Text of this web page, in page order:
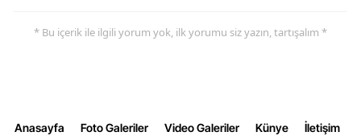
* Bu içerik ile ilgili yorum yok, ilk yorumu siz yazın, tartışalım *
Anasayfa Foto Galeriler Video Galeriler Künye İletişim